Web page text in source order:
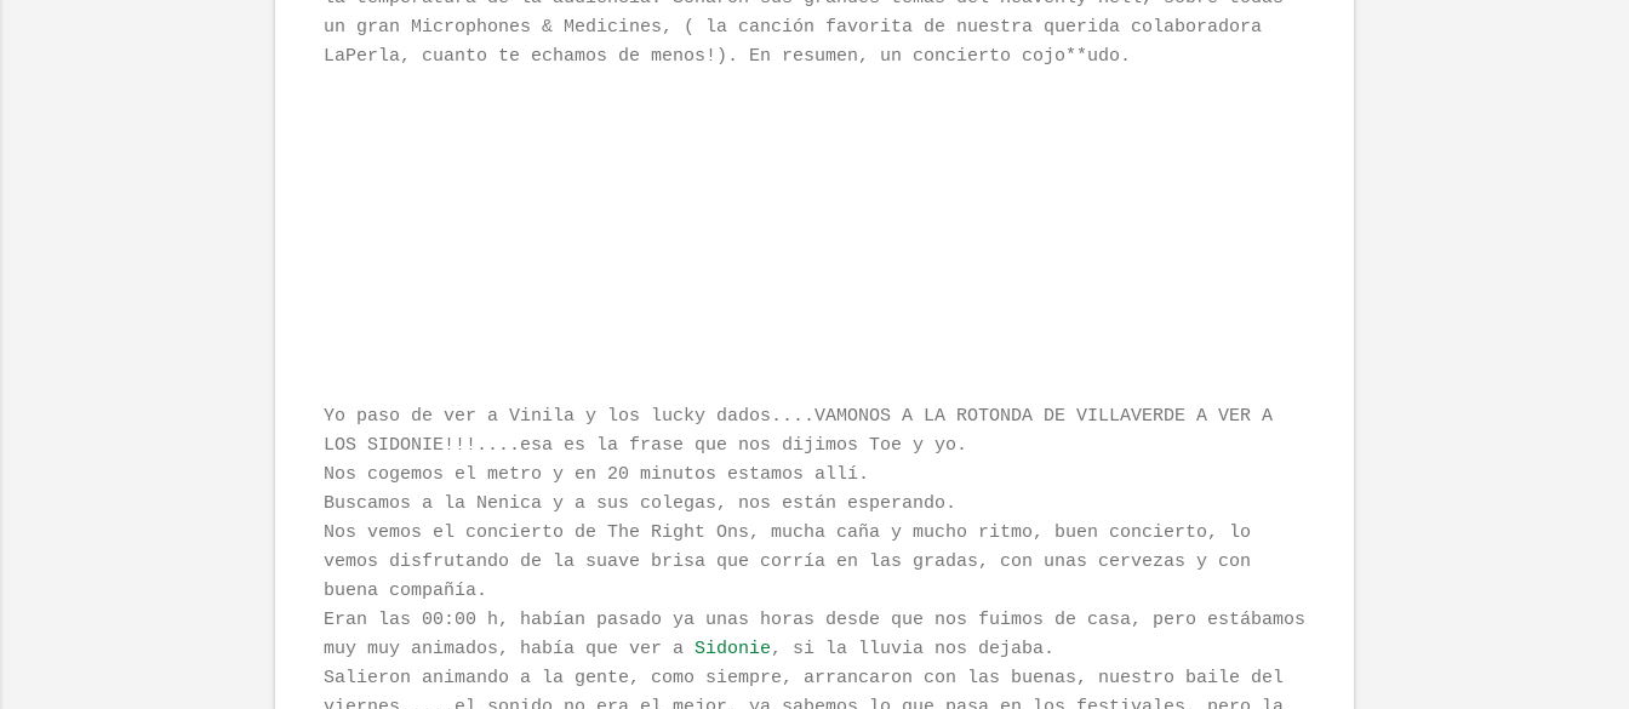
un gran Microphones & Medicines, ( la canción favorita de nuestra querida colaboradora
LaPerla, cuanto te echamos de menos!). En resumen, un concierto cojo**udo.
Yo paso de ver a Vinila y los lucky dados....VAMONOS A LA ROTONDA DE VILLAVERDE A VER A
LOS SIDONIE!!!....esa es la frase que nos dijimos Toe y yo.
Nos cogemos el metro y en 20 minutos estamos allí.
Buscamos a la Nenica y a sus colegas, nos están esperando.
Nos vemos el concierto de The Right Ons, mucha caña y mucho ritmo, buen concierto, lo
vemos disfrutando de la suave brisa que corría en las gradas, con unas cervezas y con
buena compañía.
Eran las 00:00 h, habían pasado ya unas horas desde que nos fuimos de casa, pero estábamos
muy muy animados, había que ver a Sidonie, si la lluvia nos dejaba.
Salieron animando a la gente, como siempre, arrancaron con las buenas, nuestro baile del